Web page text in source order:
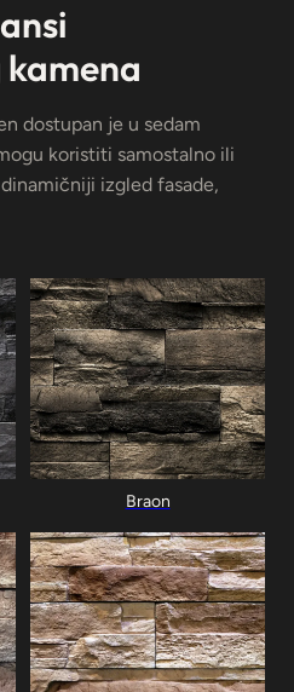
dostupan je u sedam
koristiti samostalno ili
izgled fasade,